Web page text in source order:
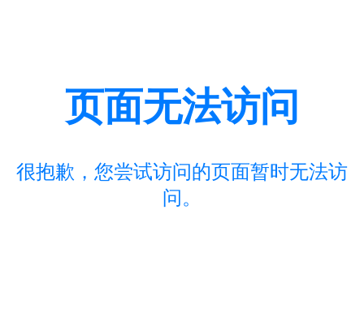
页面无法访问
很抱歉，您尝试访问的页面暂时无法访
问。